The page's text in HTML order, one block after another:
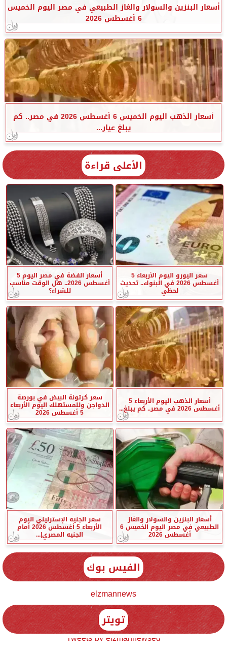
أسعار البنزين والسولار والغاز الطبيعي في مصر اليوم الخميس
6 أغسطس 2026
أسعار الذهب اليوم الخميس 6 أغسطس 2026 في مصر.. كم
يبلغ عيار...
الأعلى قراءة
سعر اليورو اليوم الأربعاء 5
أغسطس 2026 في البنوك.. تحديث
لحظي
أسعار الفضة في مصر اليوم 5
أغسطس 2026.. هل الوقت مناسب
للشراء؟
أسعار الذهب اليوم الأربعاء 5
أغسطس 2026 في مصر.. كم يبلغ...
سعر كرتونة البيض في بورصة
الدواجن وللمستهلك اليوم الأربعاء
5 أغسطس 2026
أسعار البنزين والسولار والغاز
الطبيعي في مصر اليوم الخميس 6
أغسطس 2026
سعر الجنيه الإسترليني اليوم
الأربعاء 5 أغسطس 2026 أمام
الجنيه المصري|...
الفيس بوك
elzmannews
تويتر
Tweets by elzmannewseg